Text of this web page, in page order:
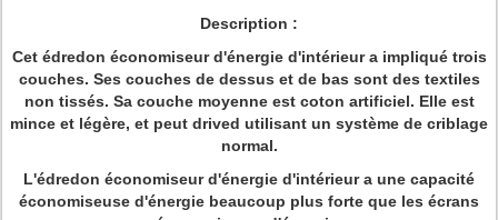
Description :
Cet édredon économiseur d'énergie d'intérieur a impliqué trois
couches. Ses couches de dessus et de bas sont des textiles
non tissés. Sa couche moyenne est coton artificiel. Elle est
mince et légère, et peut drived utilisant un système de criblage
normal.
L'édredon économiseur d'énergie d'intérieur a une capacité
économiseuse d'énergie beaucoup plus forte que les écrans